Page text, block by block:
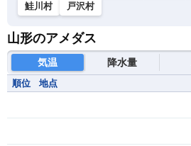
鮭川村
戸沢村
山形のアメダス
気温 降水量
順位 地点